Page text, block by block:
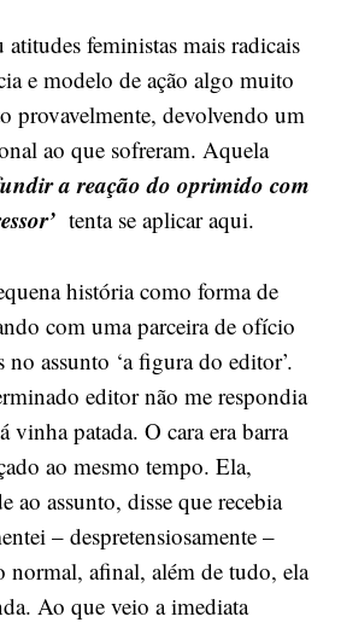
feministas mais radicais
e modelo de ação algo muito
provavelmente, devolvendo um
ao que sofreram. Aquela
a reação do oprimido com
’tenta se aplicar aqui.
história como forma de
com uma parceira de ofício
no assunto ‘a figura do editor’.
editor não me respondia
vinha patada. O cara era barra
ao mesmo tempo. Ela,
ao assunto, disse que recebia
– despretensiosamente –
normal, afinal, além de tudo, ela
Ao que veio a imediata